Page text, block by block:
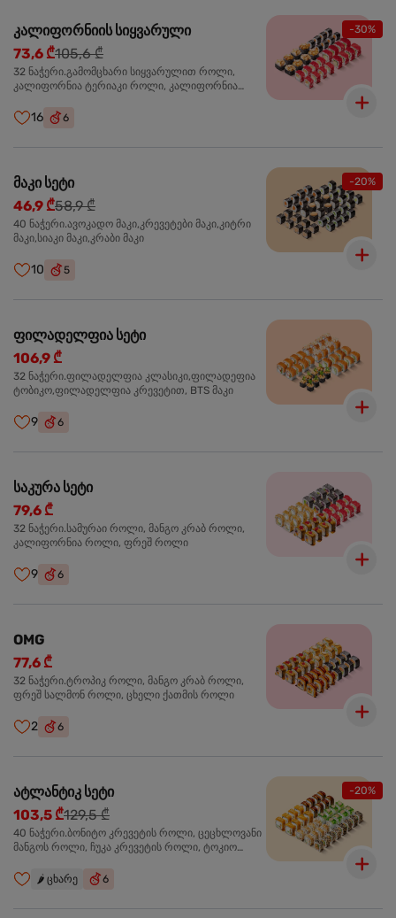
-30%
კალიფორნიის სიყვარული
73,6 ₾105,6 ₾
32 ნაჭერი.გამომცხარი სიყვარულით როლი,
კალიფორნია ტერიაკი როლი, კალიფორნია
16 6
-20%
მაკი სეტი
46,9 ₾58,9 ₾
40 ნაჭერი.ავოკადო მაკი,კრევეტები მაკი,კიტრი
მაკი,სიაკი მაკი,კრაბი მაკი
10 5
ფილადელფია სეტი
106,9 ₾
32 ნაჭერი.ფილადელფია კლასიკი,ფილადეფია
ტობიკო,ფილადელფია კრევეტით, BTS მაკი
9 6
საკურა სეტი
79,6 ₾
32 ნაჭერი.სამურაი როლი, მანგო კრაბ როლი,
კალიფორნია როლი, ფრეშ როლი
9 6
OMG
77,6 ₾
32 ნაჭერი.ტროპიკ როლი, მანგო კრაბ როლი,
ფრეშ სალმონ როლი, ცხელი ქათმის როლი
2 6
-20%
ატლანტიკ სეტი
103,5 ₾129,5 ₾
40 ნაჭერი.ბონიტო კრევეტის როლი, ცეცხლოვანი
მანგოს როლი, ჩუკა კრევეტის როლი, ტოკიო
🌶️ ცხარე 6